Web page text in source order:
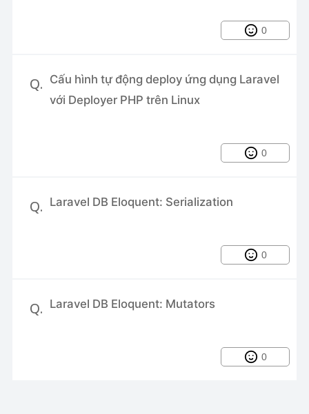
0
Q. Cấu hình tự động deploy ứng dụng Laravel
với Deployer PHP trên Linux
0
Q. Laravel DB Eloquent: Serialization
0
Q. Laravel DB Eloquent: Mutators
0